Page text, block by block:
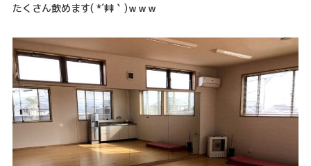
たくさん飲めます( *´艸｀)ｗｗｗ